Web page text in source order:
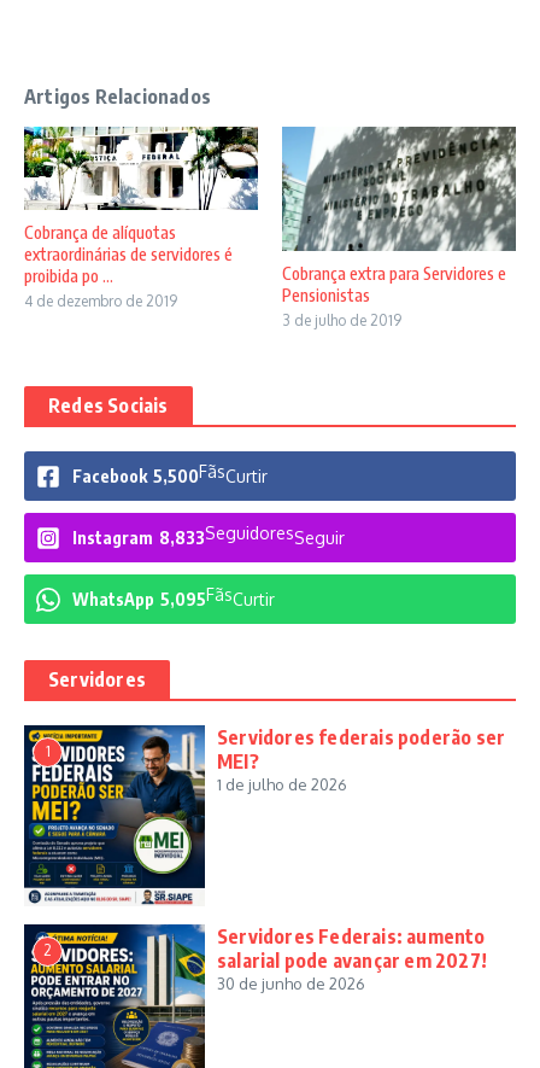
Artigos Relacionados
Cobrança de alíquotas
extraordinárias de servidores é
proibida po ...
4 de dezembro de 2019
Cobrança extra para Servidores e
Pensionistas
3 de julho de 2019
Redes Sociais
Facebook 5,500FãsCurtir
Instagram 8,833SeguidoresSeguir
WhatsApp 5,095FãsCurtir
Servidores
1
Servidores federais poderão ser
MEI?
1 de julho de 2026
2
Servidores Federais: aumento
salarial pode avançar em 2027!
30 de junho de 2026